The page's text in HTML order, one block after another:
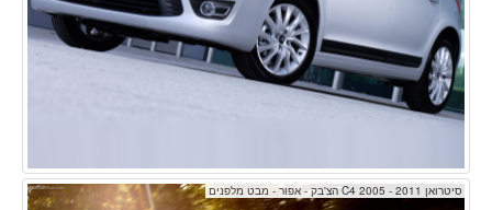
סיטרואן C4 2005 - 2011 הצ'בק - אפור - מבט מלפנים